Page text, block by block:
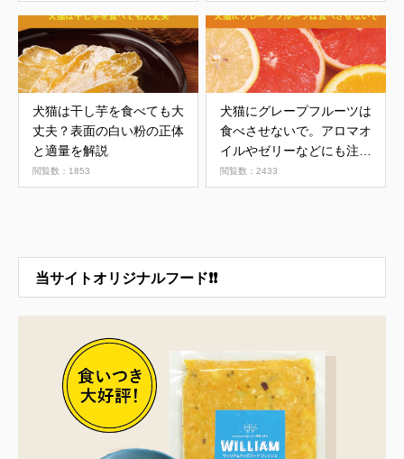
犬猫は干し芋を食べても大
丈夫？表面の白い粉の正体
と適量を解説
閲覧数：1853
犬猫にグレープフルーツは
食べさせないで。アロマオ
イルやゼリーなどにも注
意。
閲覧数：2433
当サイトオリジナルフード❗❗